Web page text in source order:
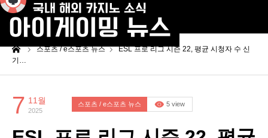
스포츠 / e스포츠 뉴스
ESL 프로 리그 시즌 22, 평균 시청자 수 신
기…
7 11월
2025
스포츠 / e스포츠 뉴스 5 view